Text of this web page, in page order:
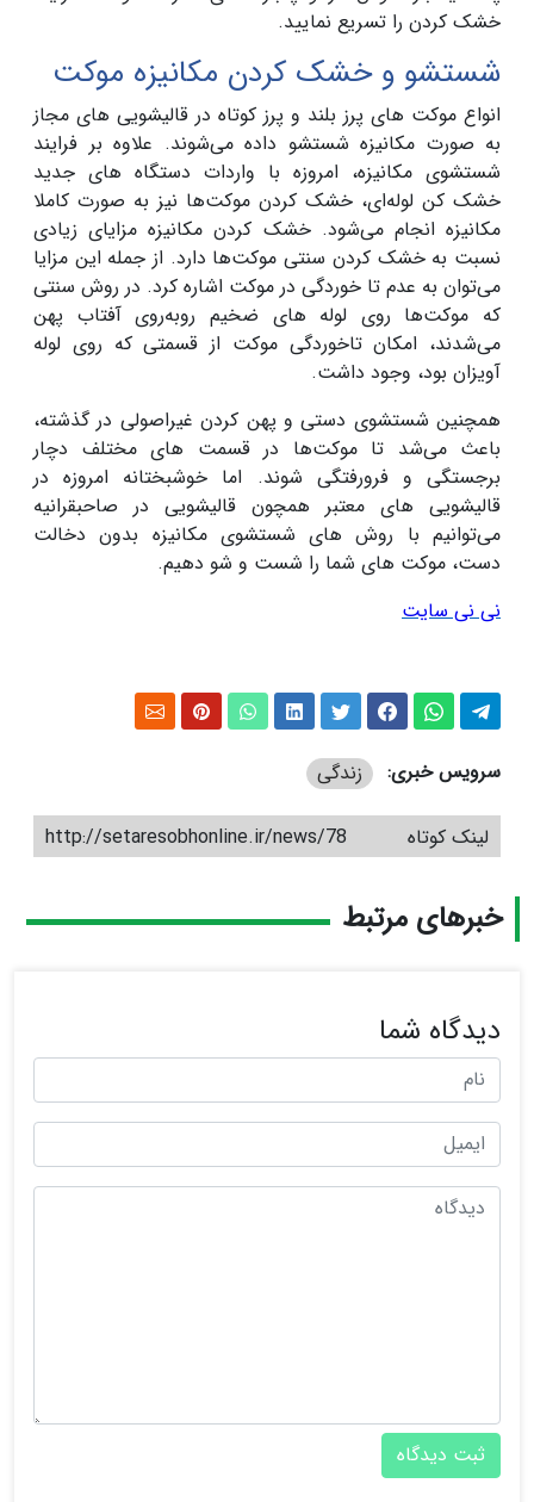
خشک کردن را تسریع نمایید.
شستشو و خشک کردن مکانیزه موکت
انواع موکت های پرز بلند و پرز کوتاه در قالیشویی های مجاز
به صورت مکانیزه شستشو داده می‌شوند. علاوه بر فرایند
شستشوی مکانیزه، امروزه با واردات دستگاه های جدید
خشک کن لوله‌ای، خشک کردن موکت‌ها نیز به صورت کاملا
مکانیزه انجام می‌شود. خشک کردن مکانیزه مزایای زیادی
نسبت به خشک کردن سنتی موکت‌ها دارد. از جمله این مزایا
می‌توان به عدم تا خوردگی در موکت اشاره کرد. در روش سنتی
که موکت‌ها روی لوله های ضخیم روبه‌روی آفتاب پهن
می‌شدند، امکان تاخوردگی موکت از قسمتی که روی لوله
آویزان بود، وجود داشت.
همچنین شستشوی دستی و پهن کردن غیراصولی در گذشته،
باعث می‌شد تا موکت‌ها در قسمت های مختلف دچار
برجستگی و فرورفتگی شوند. اما خوشبختانه امروزه در
قالیشویی های معتبر همچون قالیشویی در صاحبقرانیه
می‌توانیم با روش های شستشوی مکانیزه بدون دخالت
دست، موکت های شما را شست و شو دهیم.
نی نی سایت
سرویس خبری: زندگی
لینک کوتاه http://setaresobhonline.ir/news/78
خبرهای مرتبط
دیدگاه شما
ثبت دیدگاه